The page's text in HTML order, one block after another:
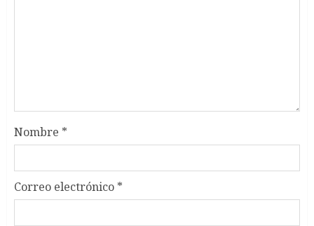
Nombre *
Correo electrónico *